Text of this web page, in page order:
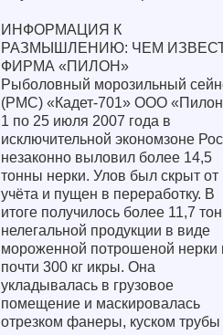
ИНФОРМАЦИЯ К
РАЗМЫШЛЕНИЮ: ЧЕМ
ФИРМА «ПИЛОН»
Рыболовный морозильный
(РМС) «Кадет-701» ООО
1 по 25 июля 2007 года в
исключительной экономзоне
незаконно выловил более 14,5
тонны нерки. Улов был скрыт от
учёта и пущен в переработку. В
итоге получилось более 11,7
нелегальной продукции в виде
мороженной потрошеной нерки
почти 300 кг икры. Она
укладывалась в грузовое
помещение и маскировалась
отрезком фанеры, куском трубы